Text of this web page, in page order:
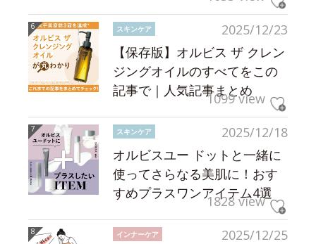
2025/12/23
スキンケア
【保存版】オルビス ザ クレン
ジングオイルのすべてをこの
記事で｜人気記事まとめ
1099 view
2025/12/18
スキンケア
オルビスユー ドットと一緒に
使ってさらなる美肌に！おす
すめプラスワンアイテム4選
1828 view
2025/12/25
インナーケア